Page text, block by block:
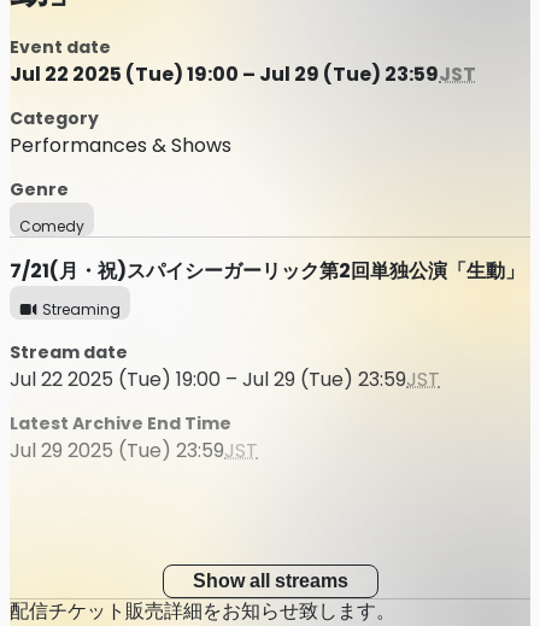
Event date
Jul 22 2025 (Tue) 19:00 – Jul 29 (Tue) 23:59JST
Category
Performances & Shows
Genre
Comedy
7/21(月・祝)スパイシーガーリック第2回単独公演「生動」
Streaming
Stream date
Jul 22 2025 (Tue) 19:00 – Jul 29 (Tue) 23:59JST
Latest Archive End Time
Jul 29 2025 (Tue) 23:59JST
Show all streams
配信チケット販売詳細をお知らせ致します。